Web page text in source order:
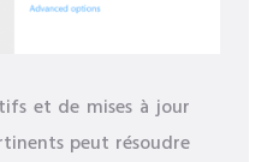
et de mises à jour
peut résoudre